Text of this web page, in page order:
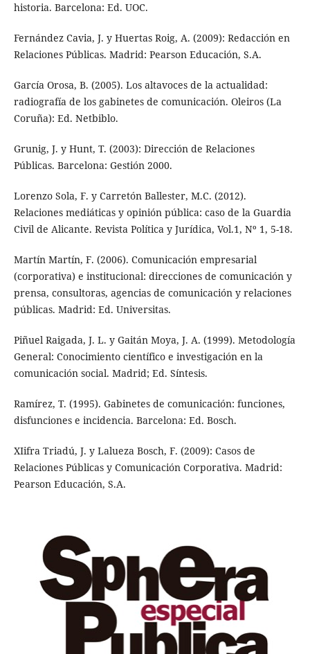
historia. Barcelona: Ed. UOC.
Fernández Cavia, J. y Huertas Roig, A. (2009): Redacción en
Relaciones Públicas. Madrid: Pearson Educación, S.A.
García Orosa, B. (2005). Los altavoces de la actualidad:
radiografía de los gabinetes de comunicación. Oleiros (La
Coruña): Ed. Netbiblo.
Grunig, J. y Hunt, T. (2003): Dirección de Relaciones
Públicas. Barcelona: Gestión 2000.
Lorenzo Sola, F. y Carretón Ballester, M.C. (2012).
Relaciones mediáticas y opinión pública: caso de la Guardia
Civil de Alicante. Revista Política y Jurídica, Vol.1, Nº 1, 5-18.
Martín Martín, F. (2006). Comunicación empresarial
(corporativa) e institucional: direcciones de comunicación y
prensa, consultoras, agencias de comunicación y relaciones
públicas. Madrid: Ed. Universitas.
Piñuel Raigada, J. L. y Gaitán Moya, J. A. (1999). Metodología
General: Conocimiento científico e investigación en la
comunicación social. Madrid; Ed. Síntesis.
Ramírez, T. (1995). Gabinetes de comunicación: funciones,
disfunciones e incidencia. Barcelona: Ed. Bosch.
XIifra Triadú, J. y Lalueza Bosch, F. (2009): Casos de
Relaciones Públicas y Comunicación Corporativa. Madrid:
Pearson Educación, S.A.